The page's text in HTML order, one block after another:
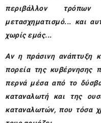
περιβάλλον
μετασχηματισμό... και
χωρίς εμάς...
Αν η πράσινη ανάπτυξη
πορεία της κυβέρνησης
περνά μέσα από το
καταναλωτή και της
καταναλωτών, που τόσα